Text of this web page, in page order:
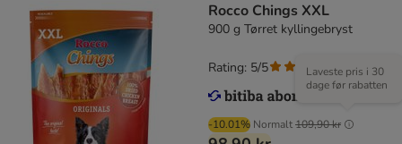
Rocco Chings XXL
900 g Tørret kyllingebryst
-10.01% Normalt109,90 kr
Laveste pris i 30
dage før rabatten
Rating: 5/5 ( 2)